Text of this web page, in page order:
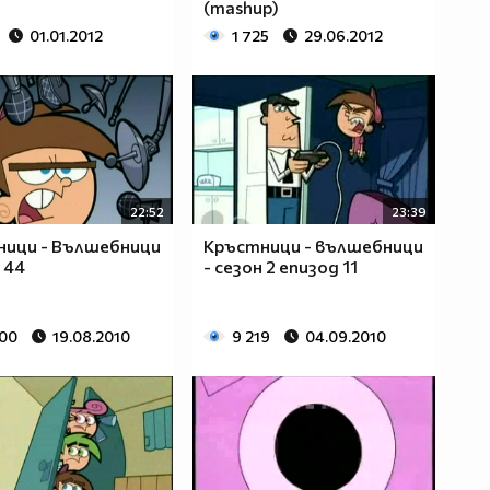
01.01.2012
(mashup)
1 725 29.06.2012
22:52
- Вълшебници
44
19.08.2010
23:39
Кръстници - вълшебници
- сезон 2 епизод 11
9 219 04.09.2010